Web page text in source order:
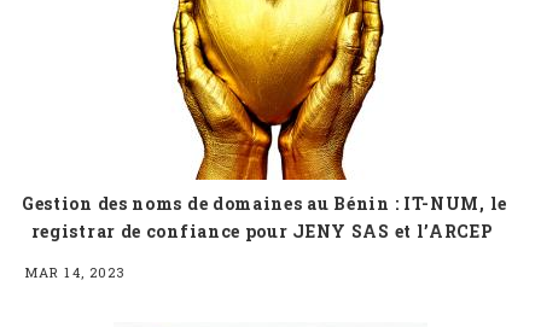
Gestion des noms de domaines au Bénin : IT-NUM, le
registrar de confiance pour JENY SAS et l’ARCEP
MAR 14, 2023